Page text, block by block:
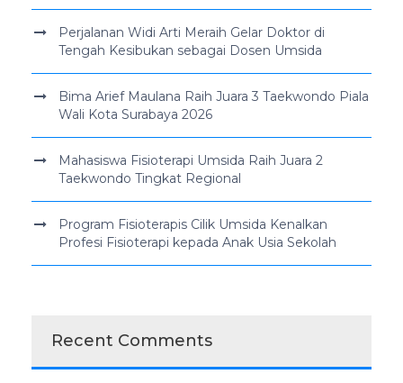
Perjalanan Widi Arti Meraih Gelar Doktor di
Tengah Kesibukan sebagai Dosen Umsida
Bima Arief Maulana Raih Juara 3 Taekwondo Piala
Wali Kota Surabaya 2026
Mahasiswa Fisioterapi Umsida Raih Juara 2
Taekwondo Tingkat Regional
Program Fisioterapis Cilik Umsida Kenalkan
Profesi Fisioterapi kepada Anak Usia Sekolah
Recent Comments